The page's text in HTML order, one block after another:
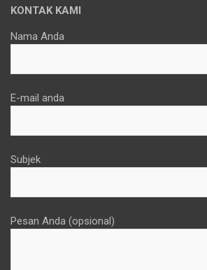
KONTAK KAMI
Nama Anda
E-mail anda
Subjek
Pesan Anda (opsional)